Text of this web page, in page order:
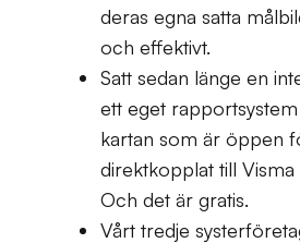
deras egna satta
och effektivt.
Satt sedan länge en
ett eget rapportsystem
kartan som är öppen
direktkopplat till
Och det är gratis.
Vårt tredje